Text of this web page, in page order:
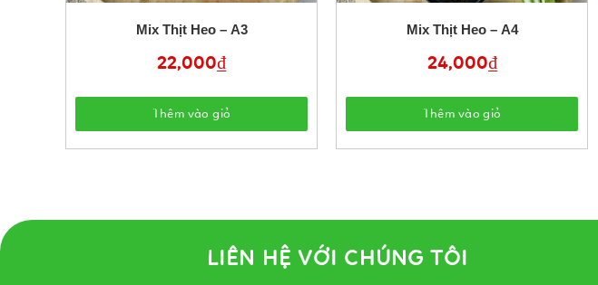
Mix Thịt Heo – A3
22,000₫
Thêm vào giỏ
Mix Thịt Heo – A4
24,000₫
Thêm vào giỏ
LIÊN HỆ VỚI CHÚNG TÔI